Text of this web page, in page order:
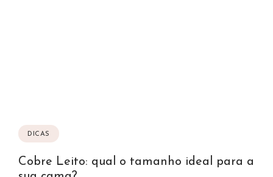
DICAS
Cobre Leito: qual o tamanho ideal para a